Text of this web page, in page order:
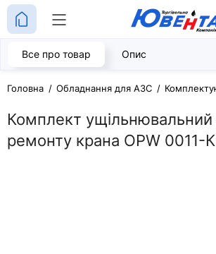
Головна Обладнання для АЗС
Комплект ущільнювальний
ремонту крана OPW 0011-
Все про товар Опис